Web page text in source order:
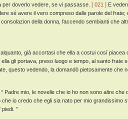
per doverlo vedere, se vi passasse. [ 021 ] E
sé avere il vero compreso dalle parole del
della donna, faccendo sembianti che
già accortasi che ella a costui cosí
gli portava, preso luogo e tempo, al santo frate
questo vedendo, la domandò pietosamente che
Padre mio, le novelle che io ho non sono altre
io credo che egli sia nato per mio grandissimo
”